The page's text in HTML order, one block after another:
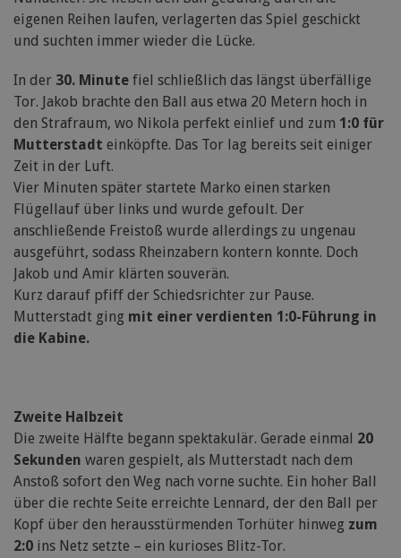
eigenen Reihen laufen, verlagerten das Spiel geschickt
und suchten immer wieder die Lücke.
In der 30. Minute fiel schließlich das längst überfällige
Tor. Jakob brachte den Ball aus etwa 20 Metern hoch in
den Strafraum, wo Nikola perfekt einlief und zum 1:0 für
Mutterstadt einköpfte. Das Tor lag bereits seit einiger
Zeit in der Luft.
Vier Minuten später startete Marko einen starken
Flügellauf über links und wurde gefoult. Der
anschließende Freistoß wurde allerdings zu ungenau
ausgeführt, sodass Rheinzabern kontern konnte. Doch
Jakob und Amir klärten souverän.
Kurz darauf pfiff der Schiedsrichter zur Pause.
Mutterstadt ging mit einer verdienten 1:0-Führung in
die Kabine.
Zweite Halbzeit
Die zweite Hälfte begann spektakulär. Gerade einmal 20
Sekunden waren gespielt, als Mutterstadt nach dem
Anstoß sofort den Weg nach vorne suchte. Ein hoher Ball
über die rechte Seite erreichte Lennard, der den Ball per
Kopf über den herausstürmenden Torhüter hinweg zum
2:0 ins Netz setzte – ein kurioses Blitz-Tor.